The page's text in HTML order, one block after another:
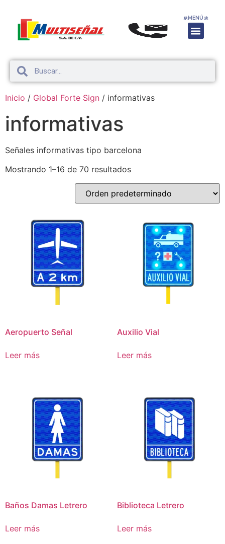
🚸MENÚ 🚸
Inicio / Global Forte Sign / informativas
informativas
Señales informativas tipo barcelona
Mostrando 1–16 de 70 resultados
Aeropuerto Señal
Leer más
Auxilio Vial
Leer más
Baños Damas Letrero
Leer más
Biblioteca Letrero
Leer más